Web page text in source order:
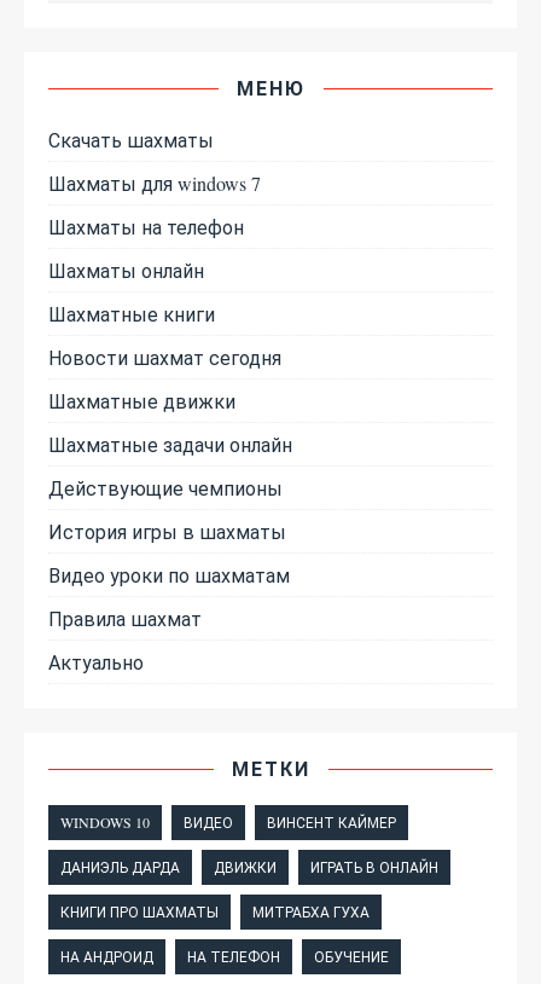
МЕНЮ
Скачать шахматы
Шахматы для windows 7
Шахматы на телефон
Шахматы онлайн
Шахматные книги
Новости шахмат сегодня
Шахматные движки
Шахматные задачи онлайн
Действующие чемпионы
История игры в шахматы
Видео уроки по шахматам
Правила шахмат
Актуально
МЕТКИ
WINDOWS 10 ВИДЕО ВИНСЕНТ КАЙМЕР
ДАНИЭЛЬ ДАРДА ДВИЖКИ ИГРАТЬ В ОНЛАЙН
КНИГИ ПРО ШАХМАТЫ МИТРАБХА ГУХА
НА АНДРОИД НА ТЕЛЕФОН ОБУЧЕНИЕ